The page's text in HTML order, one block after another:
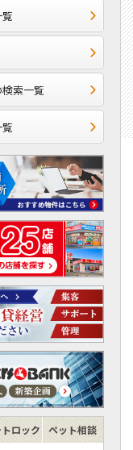
索一覧
ロック ペット相談